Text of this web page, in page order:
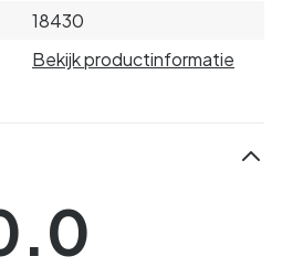
18430
Bekijk productinformatie